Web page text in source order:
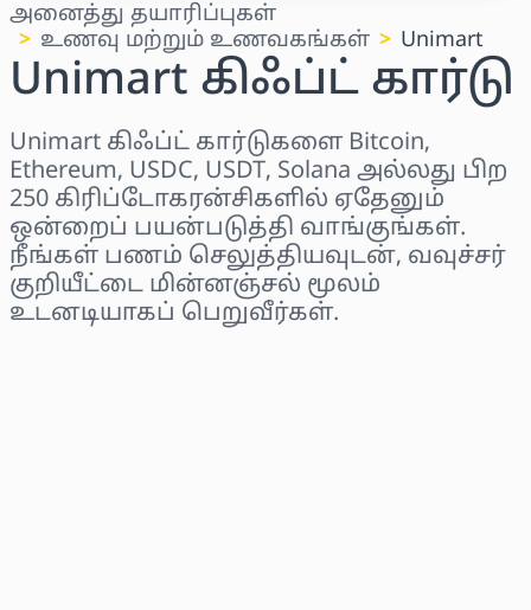
அனைத்து தயாரிப்புகள்
உணவு மற்றும் உணவகங்கள்
Unimart
Unimart கிஃப்ட் கார்டு
Unimart கிஃப்ட் கார்டுகளை Bitcoin,
Ethereum, USDC, USDT, Solana அல்லது பிற
250 கிரிப்டோகரன்சிகளில் ஏதேனும்
ஒன்றைப் பயன்படுத்தி வாங்குங்கள்.
நீங்கள் பணம் செலுத்தியவுடன், வவுச்சர்
குறியீட்டை மின்னஞ்சல் மூலம்
உடனடியாகப் பெறுவீர்கள்.